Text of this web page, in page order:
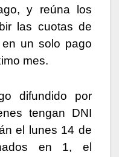
y reúna los
las cuotas de
un solo pago
mes.
difundido por
tengan DNI
el lunes 14 de
en 1, el